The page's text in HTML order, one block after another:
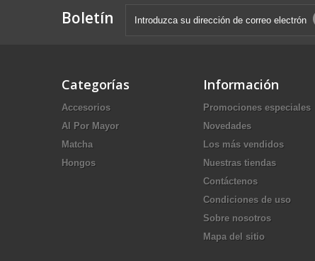
Boletín
Categorías
Accesorios
Al Por Mayor
Matcha
Hongos
Información
Promociones especiales
Novedades
Los más vendidos
Nuestras tiendas
Contáctenos
Condiciones de uso
Sobre nosotros
Mapa del sitio